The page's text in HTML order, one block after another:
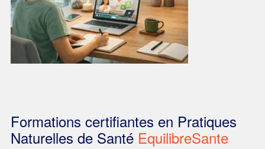
Formations certifiantes en Pratiques
Naturelles de Santé EquilibreSante